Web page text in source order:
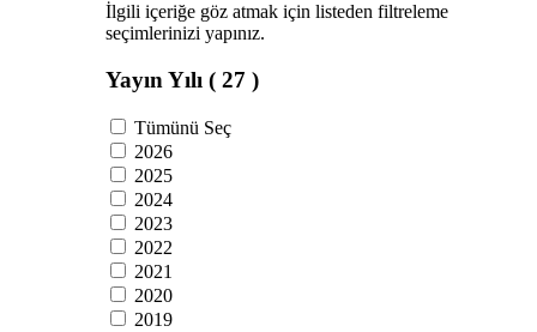
İlgili içeriğe göz atmak için listeden filtreleme
seçimlerinizi yapınız.
Yayın Yılı ( 27 )
Tümünü Seç
2026
2025
2024
2023
2022
2021
2020
2019